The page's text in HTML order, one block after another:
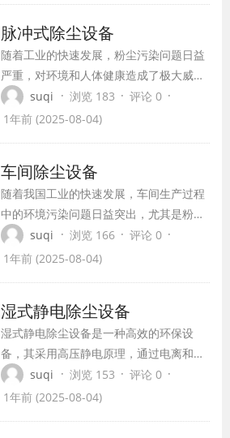
举措。
脉冲式除尘设备
随着工业的快速发展，粉尘污染问题日益
严重，对环境和人体健康造成了极大威
胁。为了解决这一问题，脉冲式除尘设备
应运而生。作为一种高效、可靠的环保设
献。
suqi · 浏览 183 · 评论 0 ·
1年前 (2025-08-04)
车间除尘设备
随着我国工业的快速发展，车间生产过程
中的环境污染问题日益突出，尤其是粉尘
污染。为了保障工人身体健康，提高生产
效率，车间除尘设备在工业生产中发挥着
用进行探讨。
suqi · 浏览 166 · 评论 0 ·
1年前 (2025-08-04)
湿式静电除尘设备
湿式静电除尘设备是一种高效的环保设
备，其采用高压静电原理，通过电离和集
尘的方式，对含尘气体进行有效处理，实
现了对细微颗粒物排放以及石膏雨等问题
suqi · 浏览 153 · 评论 0 ·
1年前 (2025-08-04)